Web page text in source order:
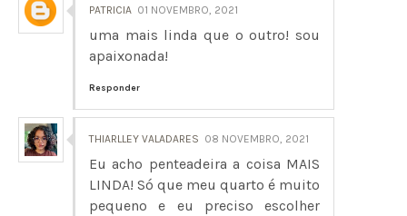
PATRICIA 01 NOVEMBRO, 2021
uma mais linda que o outro! sou
apaixonada!
Responder
THIARLLEY VALADARES 08 NOVEMBRO, 2021
Eu acho penteadeira a coisa MAIS
LINDA! Só que meu quarto é muito
pequeno e eu preciso escolher